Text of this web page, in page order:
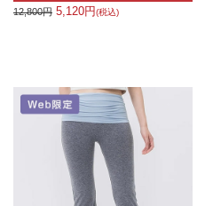
12,800円 5,120円(税込)